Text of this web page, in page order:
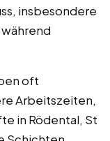
insbesondere
oft
Arbeitszeiten,
in Rödental, St